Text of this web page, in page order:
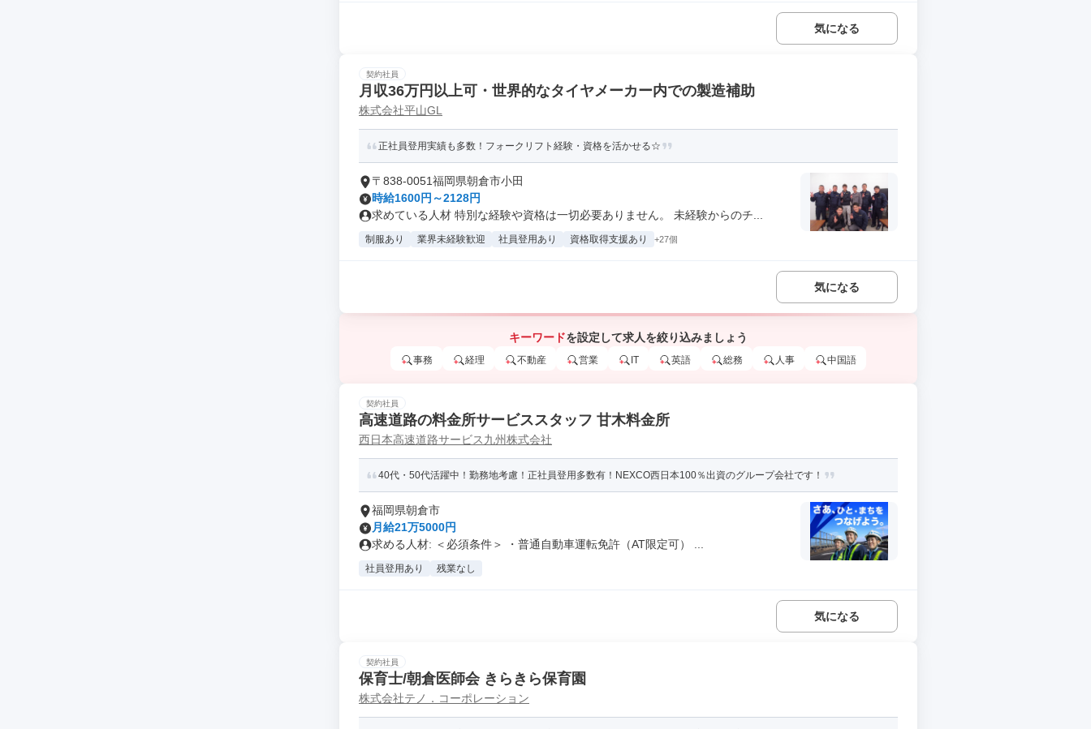
気になる
契約社員
月収36万円以上可・世界的なタイヤメーカー内での製造補助
株式会社平山GL
正社員登用実績も多数！フォークリフト経験・資格を活かせる☆
〒838-0051福岡県朝倉市小田
時給1600円～2128円
求めている人材 特別な経験や資格は一切必要ありません。 未経験からのチ...
制服あり 業界未経験歓迎 社員登用あり 資格取得支援あり +27個
気になる
キーワードを設定して求人を絞り込みましょう
事務 経理 不動産 営業 IT 英語 総務 人事 中国語
契約社員
高速道路の料金所サービススタッフ 甘木料金所
西日本高速道路サービス九州株式会社
40代・50代活躍中！勤務地考慮！正社員登用多数有！NEXCO西日本100％出資のグループ会社です！
福岡県朝倉市
月給21万5000円
求める人材: ＜必須条件＞ ・普通自動車運転免許（AT限定可） ...
社員登用あり 残業なし
気になる
契約社員
保育士/朝倉医師会 きらきら保育園
株式会社テノ．コーポレーション